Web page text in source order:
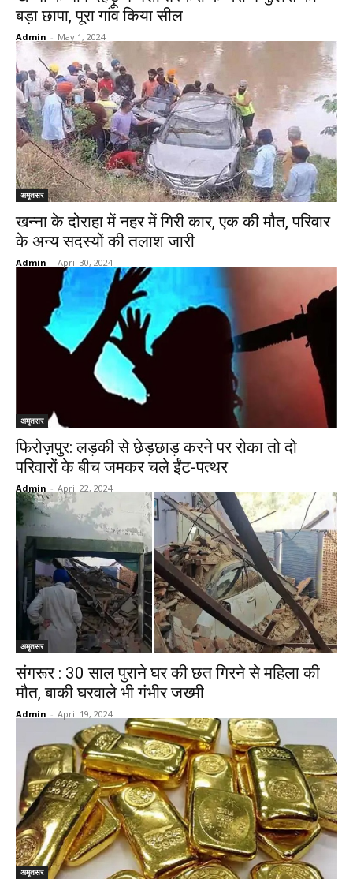
बड़ा छापा, पूरा गांव किया सील
Admin - May 1, 2024
अमृतसर
खन्ना के दोराहा में नहर में गिरी कार, एक की मौत, परिवार
के अन्य सदस्यों की तलाश जारी
Admin - April 30, 2024
अमृतसर
फिरोज़पुर: लड़की से छेड़छाड़ करने पर रोका तो दो
परिवारों के बीच जमकर चले ईंट-पत्थर
Admin - April 22, 2024
अमृतसर
संगरूर : 30 साल पुराने घर की छत गिरने से महिला की
मौत, बाकी घरवाले भी गंभीर जख्मी
Admin - April 19, 2024
अमृतसर